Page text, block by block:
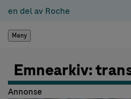
en del av Roche
Meny
Emnearkiv:
Annonse